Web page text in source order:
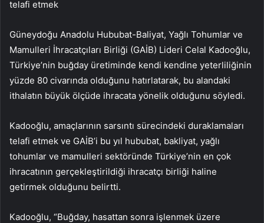
telafi etmek
Güneydoğu Anadolu Hububat-Baliyat, Yağlı Tohumlar ve
Mamulleri İhracatçıları Birliği (GAİB) Lideri Celal Kadooğlu,
Türkiye’nin buğday üretiminde kendi kendine yeterliliğinin
yüzde 80 civarında olduğunu hatırlatarak, bu alandaki
ithalatın büyük ölçüde ihracata yönelik olduğunu söyledi.
Kadooğlu, amaçlarının sarsıntı sürecindeki duraklamaları
telafi etmek ve GAİB’i bu yıl hububat, bakliyat, yağlı
tohumlar ve mamulleri sektöründe Türkiye’nin en çok
ihracatının gerçekleştirildiği ihracatçı birliği haline
getirmek olduğunu belirtti.
Kadooğlu, “Buğday, hasattan sonra işlenmek üzere